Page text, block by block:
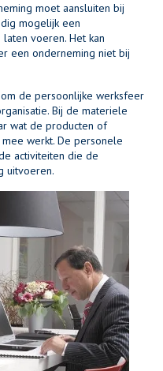
moet aansluiten bij
mogelijk een
voeren. Het kan
een onderneming niet bij
de persoonlijke werksfeer
Bij de materiele
wat de producten of
werkt. De personele
activiteiten die de
uitvoeren.